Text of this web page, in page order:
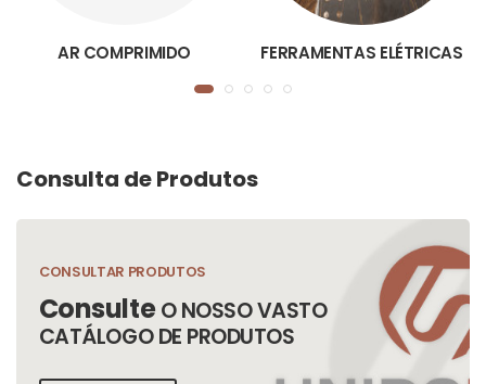
AR COMPRIMIDO FERRAMENTAS ELÉTRICAS
Consulta de Produtos
CONSULTAR PRODUTOS
ConsulteO NOSSO VASTO
CATÁLOGO DE PRODUTOS